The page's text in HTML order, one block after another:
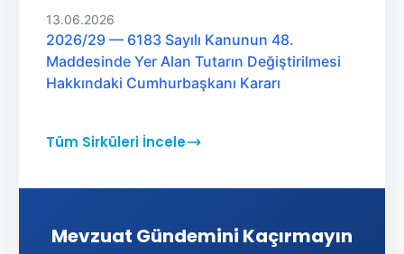
13.06.2026
2026/29 — 6183 Sayılı Kanunun 48.
Maddesinde Yer Alan Tutarın Değiştirilmesi
Hakkındaki Cumhurbaşkanı Kararı
Tüm Sirküleri İncele
Mevzuat Gündemini Kaçırmayın